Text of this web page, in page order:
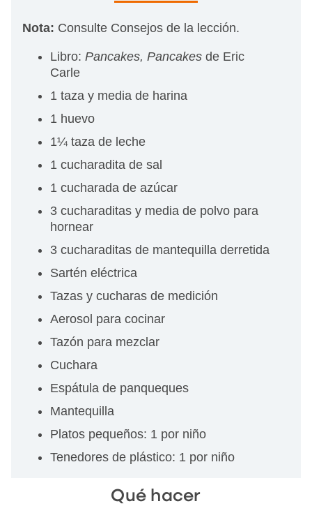
Nota: Consulte Consejos de la lección.
Libro: Pancakes, Pancakes de Eric
Carle
1 taza y media de harina
1 huevo
1¼ taza de leche
1 cucharadita de sal
1 cucharada de azúcar
3 cucharaditas y media de polvo para
hornear
3 cucharaditas de mantequilla derretida
Sartén eléctrica
Tazas y cucharas de medición
Aerosol para cocinar
Tazón para mezclar
Cuchara
Espátula de panqueques
Mantequilla
Platos pequeños: 1 por niño
Tenedores de plástico: 1 por niño
Qué hacer